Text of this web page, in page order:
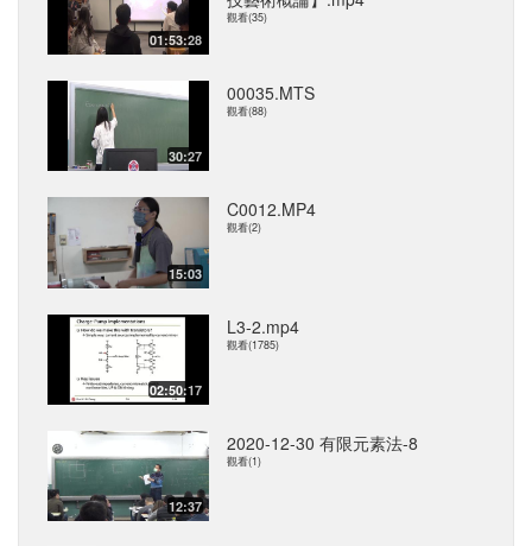
01:53:28
觀看(35)
30:27
00035.MTS
觀看(88)
15:03
C0012.MP4
觀看(2)
02:50:17
L3-2.mp4
觀看(1785)
12:37
2020-12-30 有限元素法-8
觀看(1)